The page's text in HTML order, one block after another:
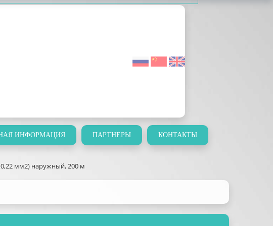
ИНФОРМАЦИЯ ПАРТНЕРЫ КОНТАКТЫ
мм2) наружный, 200 м